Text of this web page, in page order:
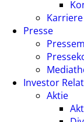
Karriere
Presse
Investor
Aktie